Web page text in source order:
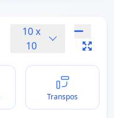
10 x
10
Transpos